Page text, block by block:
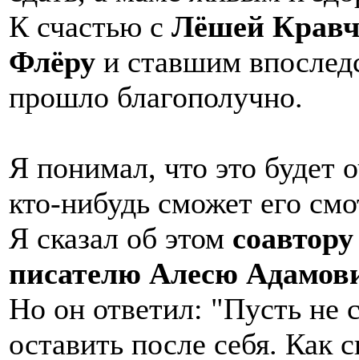
К счастью с Лёшей
Флёру и ставшим
прошло благополучно.
Я понимал, что это будет
кто-нибудь сможет его
Я сказал об этом
писателю Алесю
Но он ответил: "Пусть
оставить после себя. Как